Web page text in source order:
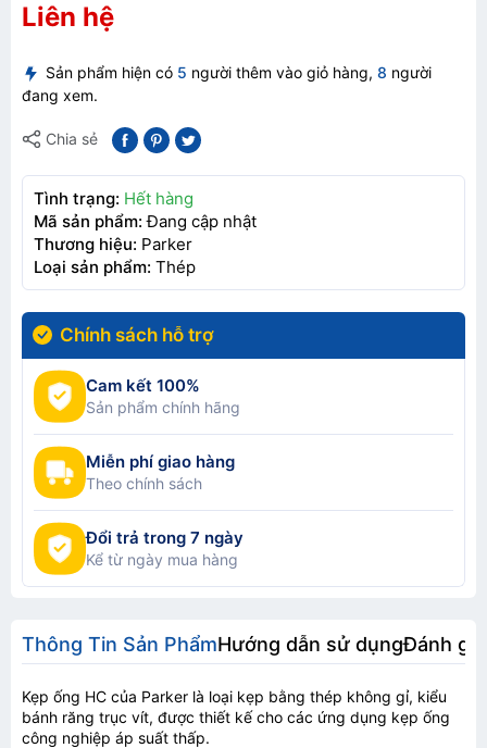
Liên hệ
Sản phẩm hiện có 5 người thêm vào giỏ hàng, 8 người
đang xem.
Chia sẻ
Tình trạng: Hết hàng
Mã sản phẩm: Đang cập nhật
Thương hiệu: Parker
Loại sản phẩm: Thép
Chính sách hỗ trợ
Cam kết 100%
Sản phẩm chính hãng
Miễn phí giao hàng
Theo chính sách
Đổi trả trong 7 ngày
Kể từ ngày mua hàng
Thông Tin Sản PhẩmHướng dẫn sử dụngĐánh
Kẹp ống HC của Parker là loại kẹp bằng thép không gỉ, kiểu
bánh răng trục vít, được thiết kế cho các ứng dụng kẹp ống
công nghiệp áp suất thấp.